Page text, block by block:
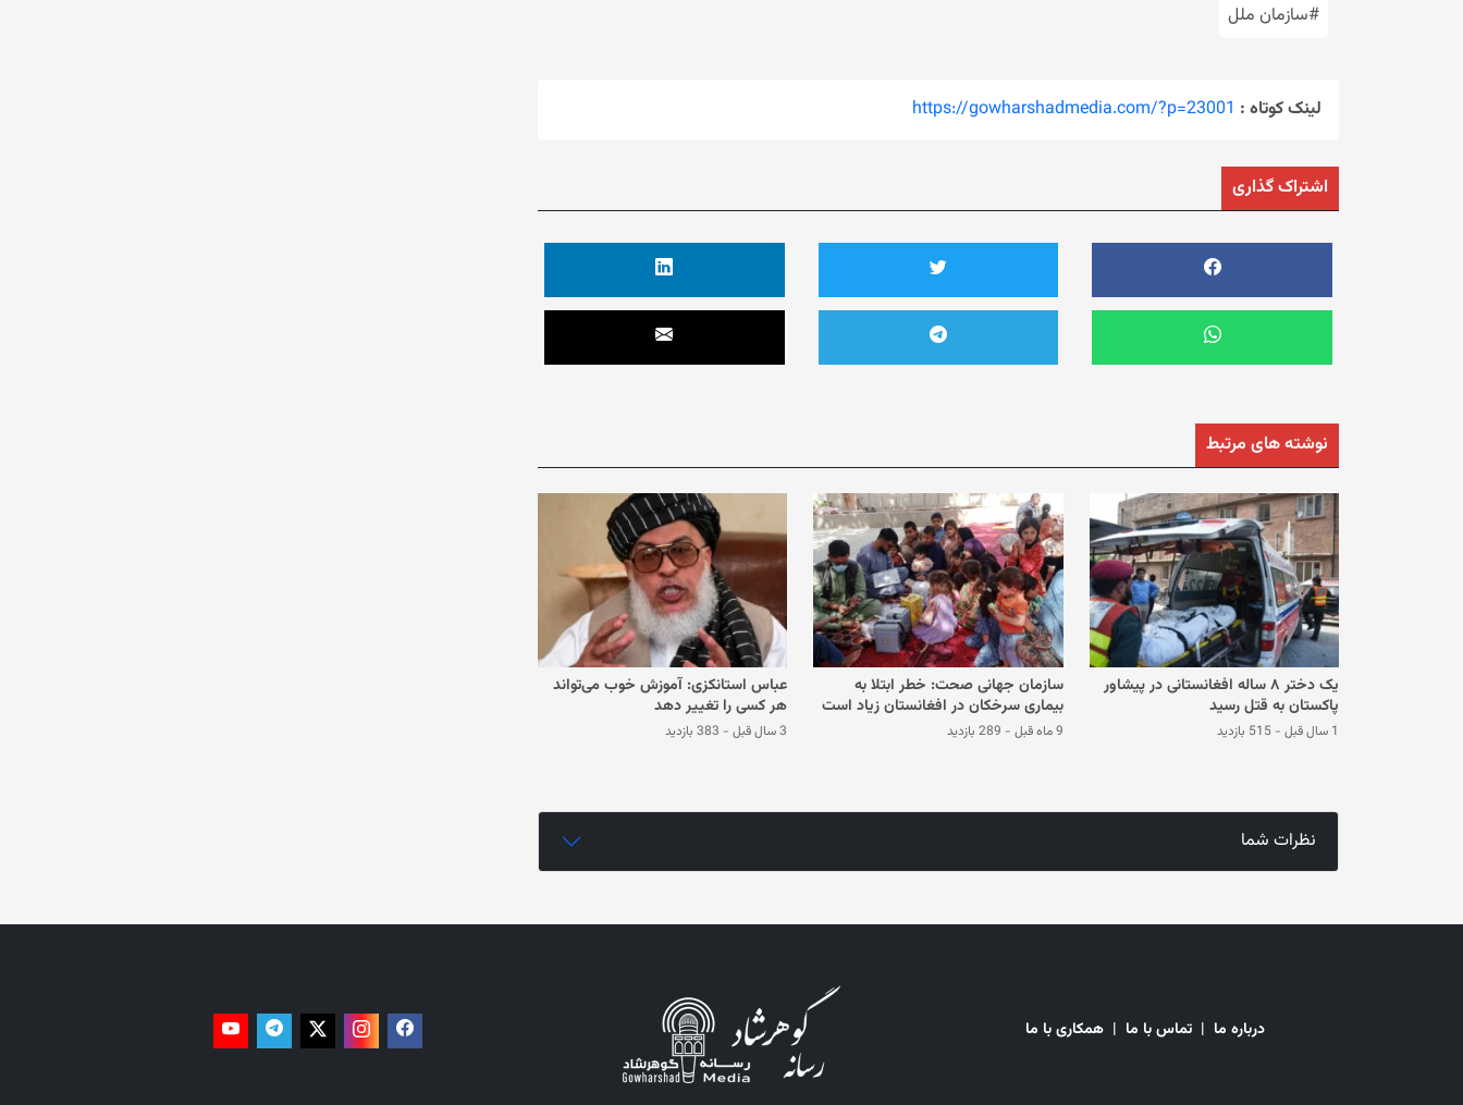
#سازمان ملل
لینک کوتاه : https://gowharshadmedia.com/?p=23001
اشتراک گذاری
نوشته های مرتبط
یک دختر ۸ ساله افغانستانی در پیشاور
پاکستان به قتل رسید
1 سال قبل - 515 بازدید
سازمان جهانی صحت: خطر ابتلا به
بیماری سرخکان در افغانستان زیاد است
9 ماه قبل - 289 بازدید
عباس استانکزی: آموزش خوب می‌تواند
هر کسی را تغییر دهد
3 سال قبل - 383 بازدید
نظرات شما
درباره ما | تماس با ما | همکاری با ما